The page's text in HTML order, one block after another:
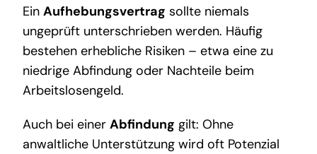
Ein Aufhebungsvertrag sollte niemals
ungeprüft unterschrieben werden. Häufig
bestehen erhebliche Risiken – etwa eine zu
niedrige Abfindung oder Nachteile beim
Arbeitslosengeld.
Auch bei einer Abfindung gilt: Ohne
anwaltliche Unterstützung wird oft Potenzial